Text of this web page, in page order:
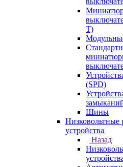
T)
(SPD)
Шины
Низковольтные
устройства
Назад